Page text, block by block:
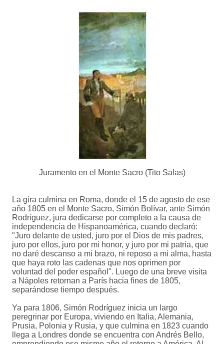
Juramento en el Monte Sacro (Tito Salas)
La gira culmina en Roma, donde el 15 de agosto de ese
año 1805 en el Monte Sacro, Simón Bolívar, ante Simón
Rodríguez, jura dedicarse por completo a la causa de
independencia de Hispanoamérica, cuando declaró:
"Juro delante de usted, juro por el Dios de mis padres,
juro por ellos, juro por mi honor, y juro por mi patria, que
no daré descanso a mi brazo, ni reposo a mi alma, hasta
que haya roto las cadenas que nos oprimen por
voluntad del poder español". Luego de una breve visita
a Nápoles retornan a París hacia fines de 1805,
separándose tiempo después.
Ya para 1806, Simón Rodríguez inicia un largo
peregrinar por Europa, viviendo en Italia, Alemania,
Prusia, Polonia y Rusia, y que culmina en 1823 cuando
llega a Londres donde se encuentra con Andrés Bello,